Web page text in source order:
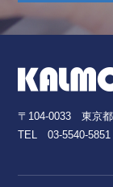
〒104-0033 東京
TEL03-5540-5851